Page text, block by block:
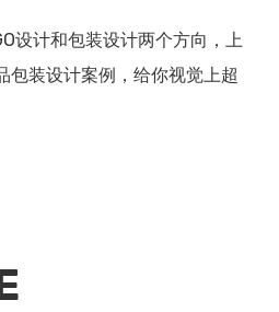
设计和包装设计两个方向，上
包装设计案例，给你视觉上超